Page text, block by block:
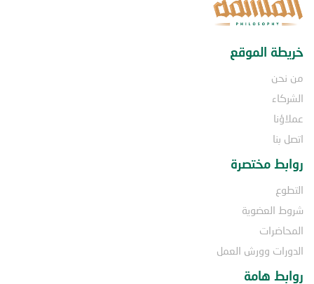
خريطة الموقع
من نحن
الشركاء
عملاؤنا
اتصل بنا
روابط مختصرة
التطوع
شروط العضوية
المحاضرات
الدورات وورش العمل
روابط هامة